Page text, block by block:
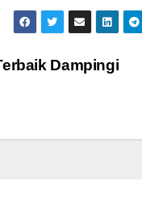
Dampingi